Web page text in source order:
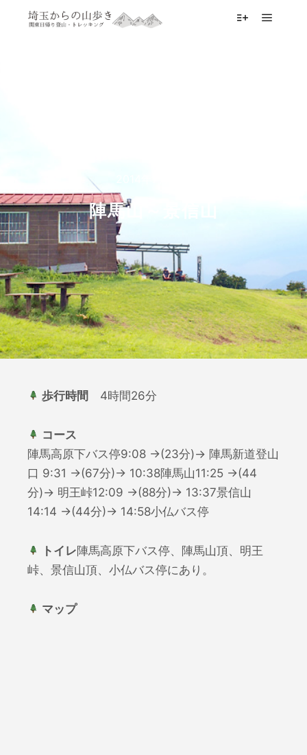
陣馬山～景信山
歩行時間 4時間26分
コース
陣馬高原下バス停9:08 →(23分)→ 陣馬新道登山
口 9:31 →(67分)→ 10:38陣馬山11:25 →(44
分)→ 明王峠12:09 →(88分)→ 13:37景信山
14:14 →(44分)→ 14:58小仏バス停
トイレ陣馬高原下バス停、陣馬山頂、明王
峠、景信山頂、小仏バス停にあり。
マップ